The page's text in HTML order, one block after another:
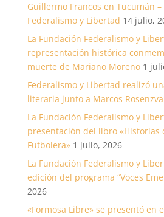
Guillermo Francos en Tucumán
Federalismo y Libertad 14 julio,
La Fundación Federalismo y
representación histórica
muerte de Mariano Moreno 1
Federalismo y Libertad realizó
literaria junto a Marcos
La Fundación Federalismo y
presentación del libro «Historias
Futbolera» 1 julio, 2026
La Fundación Federalismo y
edición del programa “Voces
2026
«Formosa Libre» se presentó en